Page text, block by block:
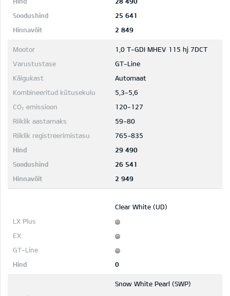
25 641
2 849
1,0 T-GDI MHEV 115 hj 7DCT
GT-Line
Automaat
5,3-5,6
120-127
59-80
765-835
29 490
26 541
2 949
Clear White (UD)
0
Snow White Pearl (SWP)